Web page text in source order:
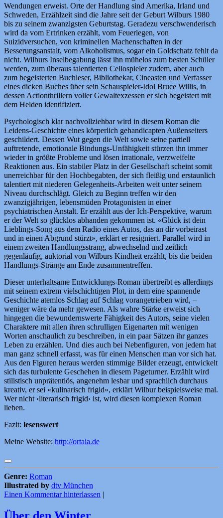
Wendungen erweist. Orte der Handlung sind Amerika, Irland und
Schweden, Erzählzeit sind die Jahre seit der Geburt Wilburs 1980
bis zu seinem zwanzigsten Geburtstag. Geradezu verschwenderisch
wird da vom Ertrinken erzählt, vom Feuerlegen, von
Suizidversuchen, von kriminellen Machenschaften in der
Besserungsanstalt, vom Alkoholismus, sogar ein Goldschatz fehlt da
nicht. Wilburs Inselbegabung lässt ihn mühelos zum besten Schüler
werden, zum überaus talentierten Cellospieler zudem, aber auch
zum begeisterten Buchleser, Bibliothekar, Cineasten und Verfasser
eines dicken Buches über sein Schauspieler-Idol Bruce Willis, in
dessen Actionthrillern voller Gewaltexzessen er sich begeistert mit
dem Helden identifiziert.
Psychologisch klar nachvollziehbar wird in diesem Roman die
Leidens-Geschichte eines körperlich gehandicapten Außenseiters
geschildert. Dessen Wut gegen die Welt sowie seine partiell
auftretende, emotionale Bindungs-Unfähigkeit stürzen ihn immer
wieder in größte Probleme und lösen irrationale, verzweifelte
Reaktionen aus. Ein stabiler Platz in der Gesellschaft scheint somit
unerreichbar für den Hochbegabten, der sich fleißig und erstaunlich
talentiert mit niederen Gelegenheits-Arbeiten weit unter seinem
Niveau durchschlägt. Gleich zu Beginn treffen wir den
zwanzigjährigen, lebensmüden Protagonisten in einer
psychiatrischen Anstalt. Er erzählt aus der Ich-Perspektive, warum
er der Welt so glücklos abhanden gekommen ist. «Glück ist dein
Lieblings-Song aus dem Radio eines Autos, das an dir vorbeirast
und in einen Abgrund stürzt», erklärt er resigniert. Parallel wird in
einem zweiten Handlungsstrang, abwechselnd und zeitlich
gegenläufig, auktorial von Wilburs Kindheit erzählt, bis die beiden
Handlungs-Stränge am Ende zusammentreffen.
Dieser unterhaltsame Entwicklungs-Roman übertreibt es allerdings
mit seinem extrem vielschichtigen Plot, in dem eine spannende
Geschichte atemlos Schlag auf Schlag vorangetrieben wird, –
weniger wäre da mehr gewesen. Als wahre Stärke erweist sich
hingegen die bewundernswerte Fähigkeit des Autors, seine vielen
Charaktere mit allen ihren schrulligen Eigenarten mit wenigen
Worten anschaulich zu beschreiben, in ein paar Sätzen ihr ganzes
Leben zu erzählen. Und dies auch bei Nebenfiguren, von jedem hat
man ganz schnell erfasst, was für einen Menschen man vor sich hat.
Aus den Figuren heraus werden stimmige Bilder erzeugt, entwickelt
sich das turbulente Geschehen in diesem Pageturner. Erzählt wird
stilistisch unprätentiös, angenehm lesbar und sprachlich durchaus
kreativ, er sei «kulinarisch frigid», erklärt Wilbur beispielsweise mal.
Wer nicht ‹literarisch frigid› ist, wird diesen komplexen Roman
lieben.
Fazit: lesenswert
Meine Website: http://ortaia.de
Genre: Roman
Illustrated by dtv München
Einen Kommentar hinterlassen